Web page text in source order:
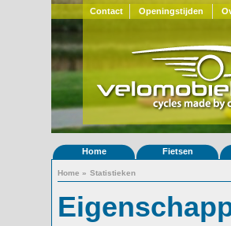
Contact Openingstijden
Home Fietsen
Home » Statistieken